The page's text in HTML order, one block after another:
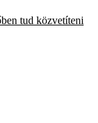
tud közvetíteni